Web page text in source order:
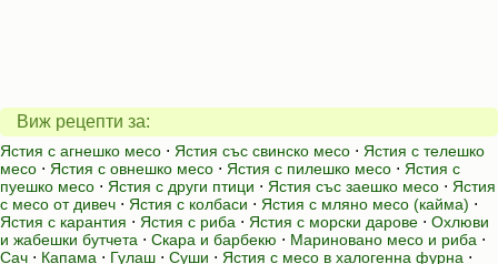
Виж рецепти за:
Ястия с агнешко месо ⋅ Ястия със свинско месо ⋅ Ястия с телешко
месо ⋅ Ястия с овнешко месо ⋅ Ястия с пилешко месо ⋅ Ястия с
пуешко месо ⋅ Ястия с други птици ⋅ Ястия със заешко месо ⋅ Ястия
с месо от дивеч ⋅ Ястия с колбаси ⋅ Ястия с мляно месо (кайма) ⋅
Ястия с карантия ⋅ Ястия с риба ⋅ Ястия с морски дарове ⋅ Охлюви
и жабешки бутчета ⋅ Скара и барбекю ⋅ Мариновано месо и риба ⋅
Сач ⋅ Капама ⋅ Гулаш ⋅ Суши ⋅ Ястия с месо в халогенна фурна ⋅